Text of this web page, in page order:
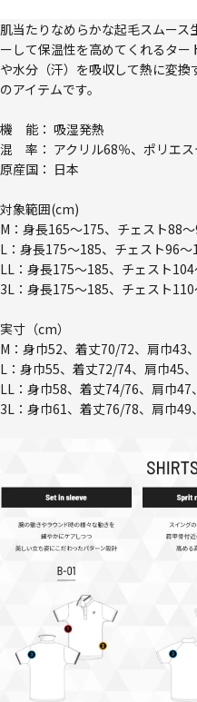
肌当たりなめらかな起毛スムー
ーして保温性を高めてくれるタ
や水分（汗）を吸収して熱に変
のアイテムです。
機 能： 吸湿発熱
混 率： アクリル68％、ポリエ
原産国： 日本
対象範囲(cm)
M：身長165～175、チェスト88
L：身長175～185、チェスト96～
LL：身長175～185、チェスト
3L：身長175～185、チェスト
実寸（cm）
M：身巾52、着丈70/72、肩巾43
L：身巾55、着丈72/74、肩巾45
LL：身巾58、着丈74/76、肩巾47
3L：身巾61、着丈76/78、肩巾49